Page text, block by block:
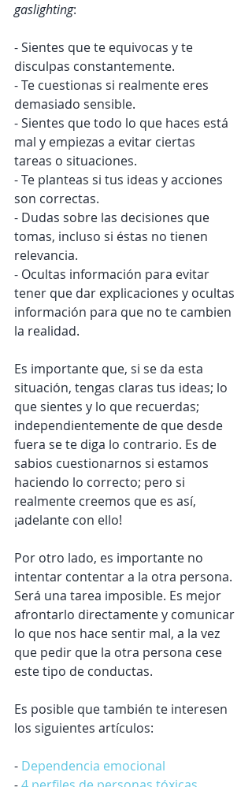
gaslighting:
- Sientes que te equivocas y te
disculpas constantemente.
- Te cuestionas si realmente eres
demasiado sensible.
- Sientes que todo lo que haces está
mal y empiezas a evitar ciertas
tareas o situaciones.
- Te planteas si tus ideas y acciones
son correctas.
- Dudas sobre las decisiones que
tomas, incluso si éstas no tienen
relevancia.
- Ocultas información para evitar
tener que dar explicaciones y ocultas
información para que no te cambien
la realidad.
Es importante que, si se da esta
situación, tengas claras tus ideas; lo
que sientes y lo que recuerdas;
independientemente de que desde
fuera se te diga lo contrario. Es de
sabios cuestionarnos si estamos
haciendo lo correcto; pero si
realmente creemos que es así,
¡adelante con ello!
Por otro lado, es importante no
intentar contentar a la otra persona.
Será una tarea imposible. Es mejor
afrontarlo directamente y comunicar
lo que nos hace sentir mal, a la vez
que pedir que la otra persona cese
este tipo de conductas.
Es posible que también te interesen
los siguientes artículos:
- Dependencia emocional